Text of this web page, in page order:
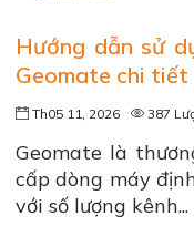
Hướng dẫn sử
Geomate chi tiết
Th05 11, 2026 387
Geomate là
cấp dòng máy
với số lượng kênh...